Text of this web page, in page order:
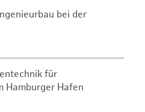
bei der
für
Hamburger Hafen